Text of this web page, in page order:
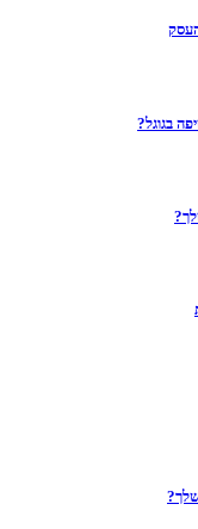
בגוגל?